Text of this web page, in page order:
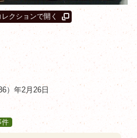
クションで開く
）年2月26日
件